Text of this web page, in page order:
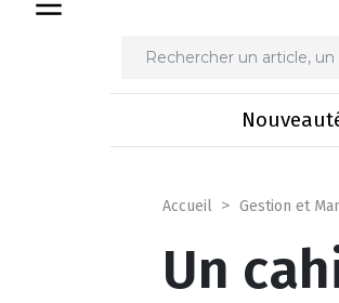
Accueil Gestion et
Un